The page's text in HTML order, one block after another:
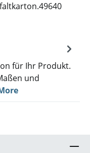
für Ihr Produkt.
und